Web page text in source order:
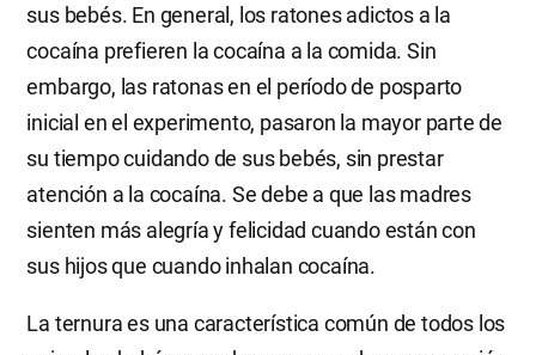
sus bebés. En general, los ratones adictos a la
cocaína prefieren la cocaína a la comida. Sin
embargo, las ratonas en el período de posparto
inicial en el experimento, pasaron la mayor parte de
su tiempo cuidando de sus bebés, sin prestar
atención a la cocaína. Se debe a que las madres
sienten más alegría y felicidad cuando están con
sus hijos que cuando inhalan cocaína.
La ternura es una característica común de todos los